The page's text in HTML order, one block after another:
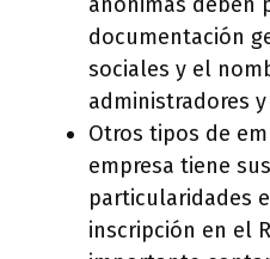
documentación
sociales y el
administradores
Otros tipos de
empresa tiene
particularidades
inscripción en el